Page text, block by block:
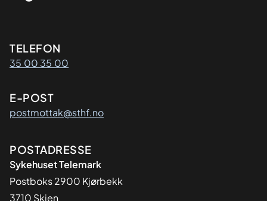
Kontaktinformasjon
TELEFON
35 00 35 00
E-POST
postmottak@sthf.no
Adresse
POSTADRESSE
Sykehuset Telemark
Postboks 2900 Kjørbekk
3710 Skien